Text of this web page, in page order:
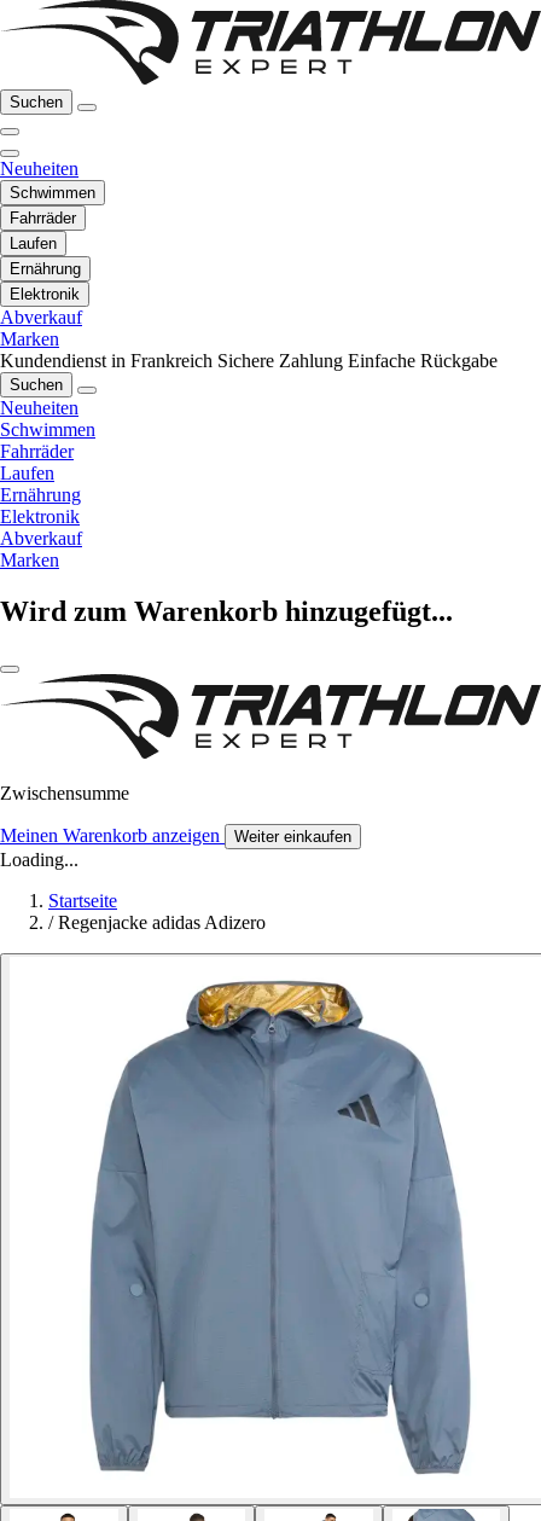
Suchen
Neuheiten
Schwimmen
Fahrräder
Laufen
Ernährung
Elektronik
Abverkauf
Marken
Kundendienst in Frankreich Sichere Zahlung Einfache Rückgabe
Suchen
Neuheiten
Schwimmen
Fahrräder
Laufen
Ernährung
Elektronik
Abverkauf
Marken
Wird zum Warenkorb hinzugefügt...
Zwischensumme
Meinen Warenkorb anzeigen Weiter einkaufen
Loading...
Startseite
/ Regenjacke adidas Adizero